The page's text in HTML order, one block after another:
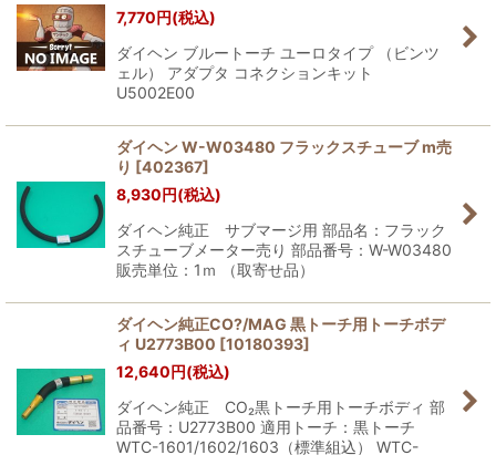
7,770円(税込)
ダイヘン ブルートーチ ユーロタイプ （ビンツ
ェル） アダプタ コネクションキット
U5002E00
ダイヘン W-W03480 フラックスチューブ m売
り [402367]
8,930円(税込)
ダイヘン純正 サブマージ用 部品名：フラック
スチューブメーター売り 部品番号：W-W03480
販売単位：1ｍ （取寄せ品）
ダイヘン純正CO?/MAG 黒トーチ用トーチボデ
ィ U2773B00 [10180393]
12,640円(税込)
ダイヘン純正 CO₂黒トーチ用トーチボディ 部
品番号：U2773B00 適用トーチ：黒トーチ
WTC-1601/1602/1603（標準組込） WTC-